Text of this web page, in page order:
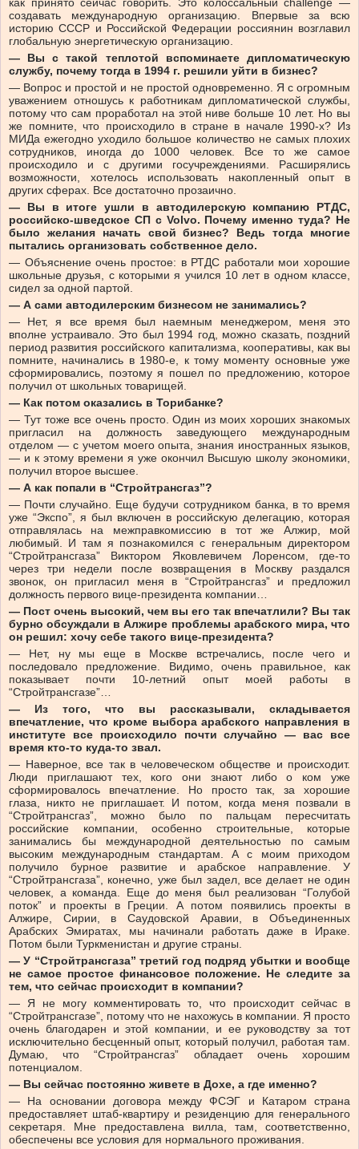
как принято сейчас говорить. Это колоссальный challenge —
создавать международную организацию. Впервые за всю
историю СССР и Российской Федерации россиянин возглавил
глобальную энергетическую организацию.
— Вы с такой теплотой вспоминаете дипломатическую
службу, почему тогда в 1994 г. решили уйти в бизнес?
— Вопрос и простой и не простой одновременно. Я с огромным
уважением отношусь к работникам дипломатической службы,
потому что сам проработал на этой ниве больше 10 лет. Но вы
же помните, что происходило в стране в начале 1990-х? Из
МИДа ежегодно уходило большое количество не самых плохих
сотрудников, иногда до 1000 человек. Все то же самое
происходило и с другими госучреждениями. Расширялись
возможности, хотелось использовать накопленный опыт в
других сферах. Все достаточно прозаично.
— Вы в итоге ушли в автодилерскую компанию РТДС,
российско-шведское СП с Volvo. Почему именно туда? Не
было желания начать свой бизнес? Ведь тогда многие
пытались организовать собственное дело.
— Объяснение очень простое: в РТДС работали мои хорошие
школьные друзья, с которыми я учился 10 лет в одном классе,
сидел за одной партой.
— А сами автодилерским бизнесом не занимались?
— Нет, я все время был наемным менеджером, меня это
вполне устраивало. Это был 1994 год, можно сказать, поздний
период развития российского капитализма, кооперативы, как вы
помните, начинались в 1980-е, к тому моменту основные уже
сформировались, поэтому я пошел по предложению, которое
получил от школьных товарищей.
— Как потом оказались в Торибанке?
— Тут тоже все очень просто. Один из моих хороших знакомых
пригласил на должность заведующего международным
отделом — с учетом моего опыта, знания иностранных языков,
— и к этому времени я уже окончил Высшую школу экономики,
получил второе высшее.
— А как попали в “Стройтрансгаз”?
— Почти случайно. Еще будучи сотрудником банка, в то время
уже “Экспо”, я был включен в российскую делегацию, которая
отправлялась на межправкомиссию в тот же Алжир, мой
любимый. И там я познакомился с генеральным директором
“Стройтрансгаза” Виктором Яковлевичем Лоренсом, где-то
через три недели после возвращения в Москву раздался
звонок, он пригласил меня в “Стройтрансгаз” и предложил
должность первого вице-президента компании…
— Пост очень высокий, чем вы его так впечатлили? Вы так
бурно обсуждали в Алжире проблемы арабского мира, что
он решил: хочу себе такого вице-президента?
— Нет, ну мы еще в Москве встречались, после чего и
последовало предложение. Видимо, очень правильное, как
показывает почти 10-летний опыт моей работы в
“Стройтрансгазе”…
— Из того, что вы рассказывали, складывается
впечатление, что кроме выбора арабского направления в
институте все происходило почти случайно — вас все
время кто-то куда-то звал.
— Наверное, все так в человеческом обществе и происходит.
Люди приглашают тех, кого они знают либо о ком уже
сформировалось впечатление. Но просто так, за хорошие
глаза, никто не приглашает. И потом, когда меня позвали в
“Стройтрансгаз”, можно было по пальцам пересчитать
российские компании, особенно строительные, которые
занимались бы международной деятельностью по самым
высоким международным стандартам. А с моим приходом
получило бурное развитие и арабское направление. У
“Стройтрансгаза”, конечно, уже был задел, все делает не один
человек, а команда. Еще до меня был реализован “Голубой
поток” и проекты в Греции. А потом появились проекты в
Алжире, Сирии, в Саудовской Аравии, в Объединенных
Арабских Эмиратах, мы начинали работать даже в Ираке.
Потом были Туркменистан и другие страны.
— У “Стройтрансгаза” третий год подряд убытки и вообще
не самое простое финансовое положение. Не следите за
тем, что сейчас происходит в компании?
— Я не могу комментировать то, что происходит сейчас в
“Стройтрансгазе”, потому что не нахожусь в компании. Я просто
очень благодарен и этой компании, и ее руководству за тот
исключительно бесценный опыт, который получил, работая там.
Думаю, что “Стройтрансгаз” обладает очень хорошим
потенциалом.
— Вы сейчас постоянно живете в Дохе, а где именно?
— На основании договора между ФСЭГ и Катаром страна
предоставляет штаб-квартиру и резиденцию для генерального
секретаря. Мне предоставлена вилла, там, соответственно,
обеспечены все условия для нормального проживания.